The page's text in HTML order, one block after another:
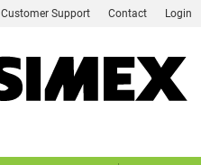
Login
Contact
Customer Support